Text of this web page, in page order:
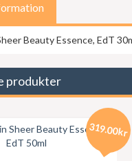
Beauty Essence, EdT
produkter
319.00kr